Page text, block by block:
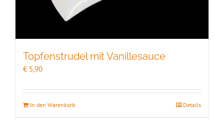
Topfenstrudel mit Vanillesauce
€ 5,90
In den Warenkorb Details